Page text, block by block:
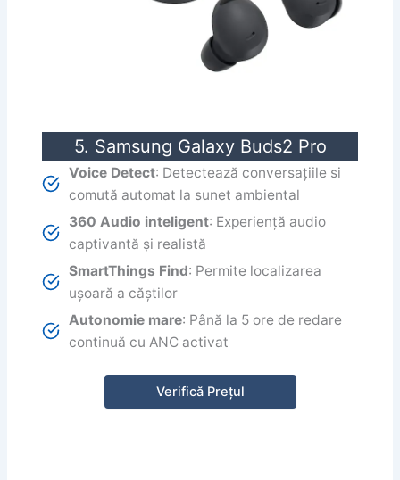
5. Samsung Galaxy Buds2 Pro
Voice Detect: Detectează conversațiile si
comută automat la sunet ambiental
360 Audio inteligent: Experiență audio
captivantă și realistă
SmartThings Find: Permite localizarea
ușoară a căștilor
Autonomie mare: Până la 5 ore de redare
continuă cu ANC activat
Verifică Prețul